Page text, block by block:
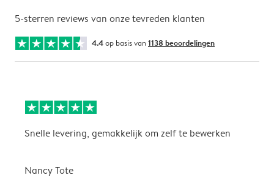
5-sterren reviews van onze tevreden klanten
4.4op basis van 1138 beoordelingen
Snelle levering, gemakkelijk om zelf te bewerken
Nancy Tote